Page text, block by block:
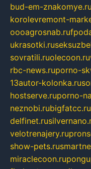
bud-em-znakomye.ru
korolevremont-
oooagrosnab.ru
ukrasotki.ru
sovratili.ruolecoon.ru
rbc-news.ruporno-
13autor-kolonka.ru
hostserve.ruporno-
neznobi.rubigfatcc.ru
delfinet.ru
velotrenajery.ru
show-pets.ru
miraclecoon.ru